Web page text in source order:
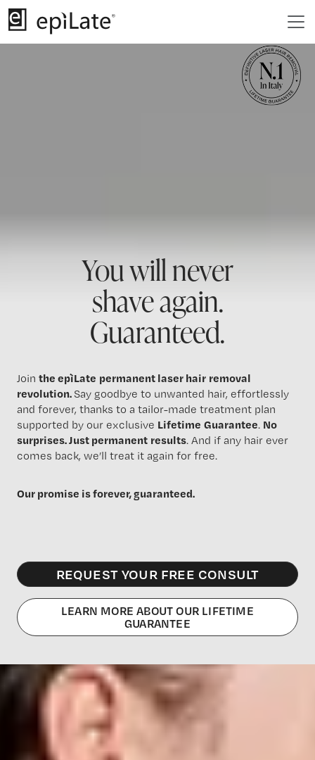
You will never
shave again.
Guaranteed.
Join the epìLate permanent laser hair removal
revolution. Say goodbye to unwanted hair, effortlessly
and forever, thanks to a tailor-made treatment plan
supported by our exclusive Lifetime Guarantee. No
surprises. Just permanent results. And if any hair ever
comes back, we’ll treat it again for free.
Our promise is forever, guaranteed.
REQUEST YOUR FREE CONSULT
LEARN MORE ABOUT OUR LIFETIME
GUARANTEE